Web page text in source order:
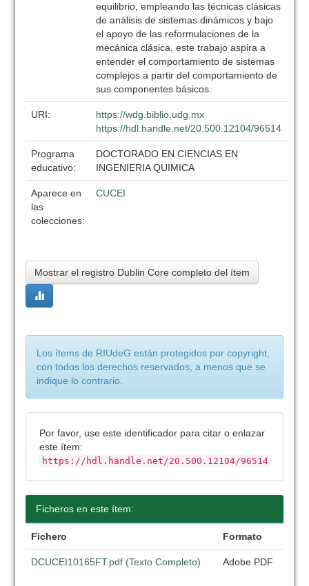
equilibrio, empleando las técnicas clásicas
de análisis de sistemas dinámicos y bajo
el apoyo de las reformulaciones de la
mecánica clásica, este trabajo aspira a
entender el comportamiento de sistemas
complejos a partir del comportamiento de
sus componentes básicos.
URI:
https://wdg.biblio.udg.mx
https://hdl.handle.net/20.500.12104/96514
Programa
educativo:
DOCTORADO EN CIENCIAS EN
INGENIERIA QUIMICA
Aparece en
las
colecciones:
CUCEI
Mostrar el registro Dublin Core completo del ítem
Los ítems de RIUdeG están protegidos por copyright,
con todos los derechos reservados, a menos que se
indique lo contrario.
Por favor, use este identificador para citar o enlazar
este ítem:
https://hdl.handle.net/20.500.12104/96514
Ficheros en este ítem:
Fichero Formato
DCUCEI10165FT.pdf (Texto Completo) Adobe PDF